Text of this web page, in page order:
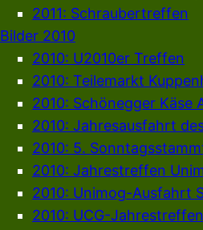
2011: Schraubertreffen
Bilder 2010
2010: U2010er Treffen
2010: Teilemarkt
2010: Schönegger Käse
2010: Jahresausfahrt
2010: 5.
2010: Jahrestreffen
2010: Unimog-Ausfahrt
2010: UCG-